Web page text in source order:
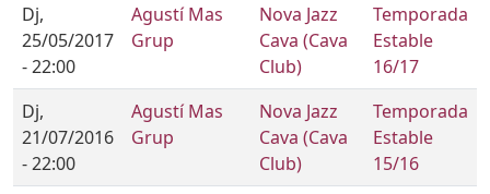
Dj,
25/05/2017
- 22:00
Agustí Mas
Grup
Nova Jazz
Cava (Cava
Club)
Temporada
Estable
16/17
Dj,
21/07/2016
- 22:00
Agustí Mas
Grup
Nova Jazz
Cava (Cava
Club)
Temporada
Estable
15/16